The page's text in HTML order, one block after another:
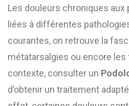
Les douleurs chroniques aux
liées à différentes
courantes, on retrouve la
métatarsalgies ou encore les
contexte, consulter un
d’obtenir un traitement